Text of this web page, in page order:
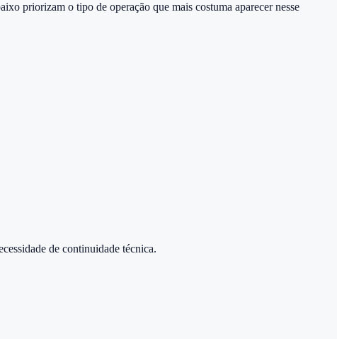
priorizam o tipo de operação que mais costuma aparecer nesse
de continuidade técnica.